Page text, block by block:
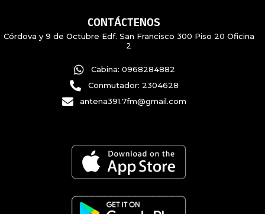
CONTÁCTENOS
Córdova y 9 de Octubre Edf. San Francisco 300 Piso 20 Oficina
2
Cabina: 0968284882
Conmutador: 2304628
antena391.7fm@gmail.com